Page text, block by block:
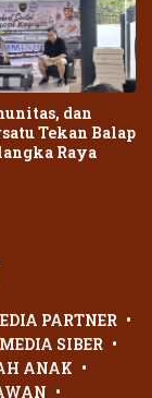
dan
Tekan Balap
Raya
PARTNER
SIBER
ANAK